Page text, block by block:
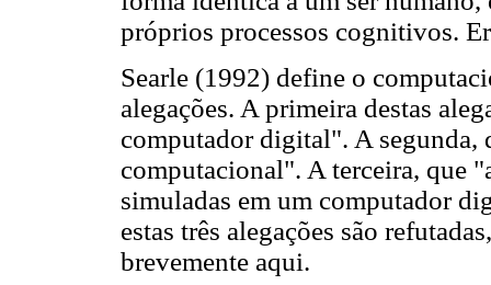
próprios processos cognitivos.
Searle (1992) define o
alegações. A primeira destas
computador digital". A segunda,
computacional". A terceira, que
simuladas em um computador
estas três alegações são
brevemente aqui.